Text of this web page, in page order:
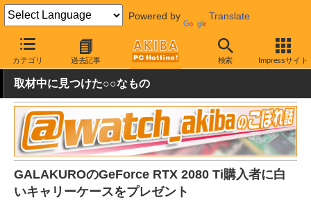
Powered by Translate
カテゴリ 過去記事 検索 Impressサイト
AKIBA PC Hotline! 秋葉原情報 キャンペーン情報 配布物
取材中に見つけた○○なもの
GALAKUROのGeForce RTX 2080 Ti購入者に白
いキャリーケースをプレゼント